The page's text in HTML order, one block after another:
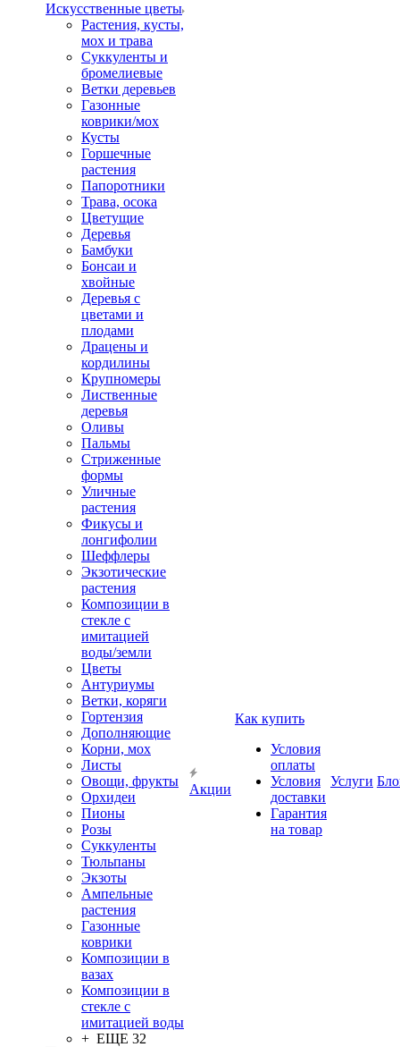
Искусственные цветы
Растения, кусты,
мох и трава
Суккуленты и
бромелиевые
Ветки деревьев
Газонные
коврики/мох
Кусты
Горшечные
растения
Папоротники
Трава, осока
Цветущие
Деревья
Бамбуки
Бонсаи и
хвойные
Деревья с
цветами и
плодами
Драцены и
кордилины
Крупномеры
Лиственные
деревья
Оливы
Пальмы
Стриженные
формы
Уличные
растения
Фикусы и
лонгифолии
Шеффлеры
Экзотические
растения
Композиции в
стекле с
имитацией
воды/земли
Цветы
Антуриумы
Ветки, коряги
Гортензия
Дополняющие
Корни, мох
Листы
Овощи, фрукты
Орхидеи
Пионы
Розы
Суккуленты
Тюльпаны
Экзоты
Ампельные
растения
Газонные
коврики
Композиции в
вазах
Композиции в
стекле с
имитацией воды
+ ЕЩЕ 32
Акции
Как купить
Условия
оплаты
Условия
доставки
Гарантия
на товар
Услуги